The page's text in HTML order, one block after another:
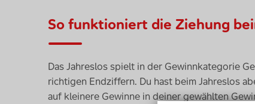
So funktioniert die Ziehung
Das Jahreslos spielt in der Gewinnkategorie
richtigen Endziffern. Du hast beim Jahreslos
auf kleinere Gewinne in deiner gewählten